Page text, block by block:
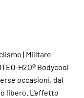
| Militare
H2O® Bodycool
occasioni, dal
libero. L'effetto